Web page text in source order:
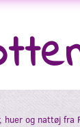
huer og nattøj fra